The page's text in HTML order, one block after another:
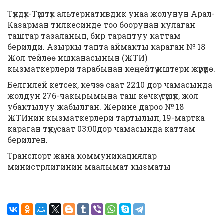
Түндүк-Түштүк альтернативдик унаа жолунун Арал-
Казарман тилкесинде тоо боорунан кулаган
таштар тазаланып, бир тараптуу каттам
берилди. Азыркы тапта аймакты караган № 18
Жол тейлөө ишканасынын (ЖТИ)
кызматкерлери тарабынан кеңейтүү иштери жүрүүдө.
Белгилей кетсек, кечээ саат 22:10 дор чамасында
жолдун 276-чакырымына таш көчкү түшүп, жол
убактылуу жабылган. Жерине дароо № 18
ЖТИнин кызматкерлери тартылып, 19-мартка
караган түнү, саат 03:00дор чамасында каттам
берилген.
Транспорт жана коммуникациялар
министрлигинин маалымат кызматы